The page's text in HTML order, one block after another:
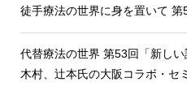
徒手療法の世界に身を置いて 第
代替療法の世界 第53回「新しい
木村、辻本氏の大阪コラボ・セ